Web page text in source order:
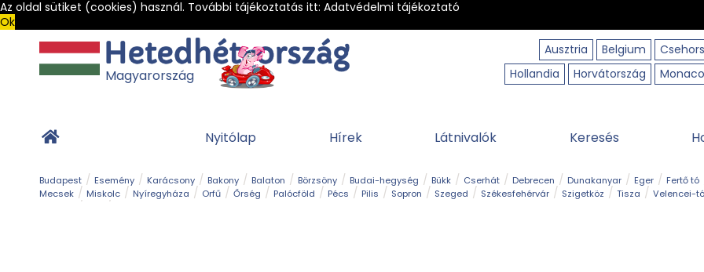
Az oldal sütiket (cookies) használ. További tájékoztatás itt: Adatvédelmi tájékoztató
Ok
Ausztria
Belgium
Hollandia
Horvátország Monaco
Magyarország
Nyitólap Hírek Látnivalók Keresés
Budapest Esemény Karácsony Bakony Balaton Börzsöny Budai-hegység Bükk Cserhát Debrecen Dunakanyar Eger Fertő tó
Mecsek
Miskolc Nyíregyháza Orfű Őrség Palócföld Pécs Pilis Sopron Szeged Székesfehérvár Szigetköz Tisza Velencei-tó